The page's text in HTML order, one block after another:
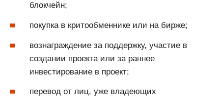
блокчейн;
покупка в критообменнике или на бирже;
вознаграждение за поддержку, участие в
создании проекта или за раннее
инвестирование в проект;
перевод от лиц, уже владеющих